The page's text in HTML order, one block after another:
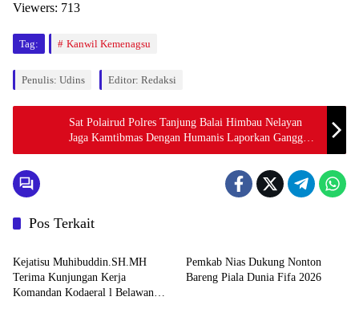
Viewers: 713
Tag: Kanwil Kemenagsu
Penulis: Udins Editor: Redaksi
Sat Polairud Polres Tanjung Balai Himbau Nelayan
Jaga Kamtibmas Dengan Humanis Laporkan Gangguan
Kamtibmas ke Call Center 110 Bebas Pulsa
Pos Terkait
Uncategorized
Kejatisu Muhibuddin.SH.MH
Terima Kunjungan Kerja
Komandan Kodaeral l Belawan
Pemkab Nias Dukung Nonton
Bareng Piala Dunia Fifa 2026
Uncategorized